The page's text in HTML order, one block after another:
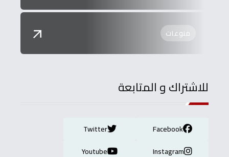
منوعات
للاشتراك و المتابعة
Facebook
Twitter
Instagram
Youtube